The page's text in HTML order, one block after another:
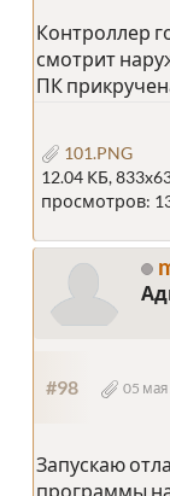
Контроллер
смотрит
ПК
101.PNG
12.04 КБ,
просмотров:
#98 05
Запускаю
программы